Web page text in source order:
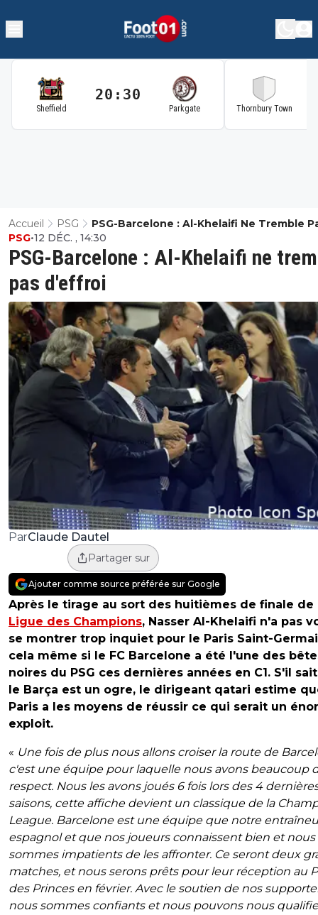
Sheffield
20:30
Parkgate Thornbury Town
Accueil PSG
PSG-Barcelone : Al-Khelaifi Ne Tremble
D'effroi
PSG-Barcelone : Al-Khelaifi ne
pas d'effroi
PSG•12 DÉC. , 14:30
ParClaude Dautel
Partager sur
Ajouter comme source préférée sur Google
Après le tirage au sort des huitièmes de finale de
Ligue des Champions, Nasser Al-Khelaifi n'a pas
se montrer trop inquiet pour le Paris Saint-
cela même si le FC Barcelone a été l'une des
noires du PSG ces dernières années en C1. S'il
le Barça est un ogre, le dirigeant qatari estime
Paris a les moyens de réussir ce qui serait un
exploit.
« Une fois de plus nous allons croiser la route de
c'est une équipe pour laquelle nous avons beaucoup
respect. Nous les avons joués 6 fois lors des 4
saisons, cette affiche devient un classique de la
League. Barcelone est une équipe que notre
espagnol et que nos joueurs connaissent bien et nous
sommes impatients de les affronter. Ce seront deux
matches, et nous serons prêts pour leur réception au
des Princes en février. Avec le soutien de nos
nous sommes confiants et nous pouvons nous